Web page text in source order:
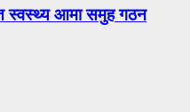
स्वस्थ्य आमा समुह गठन